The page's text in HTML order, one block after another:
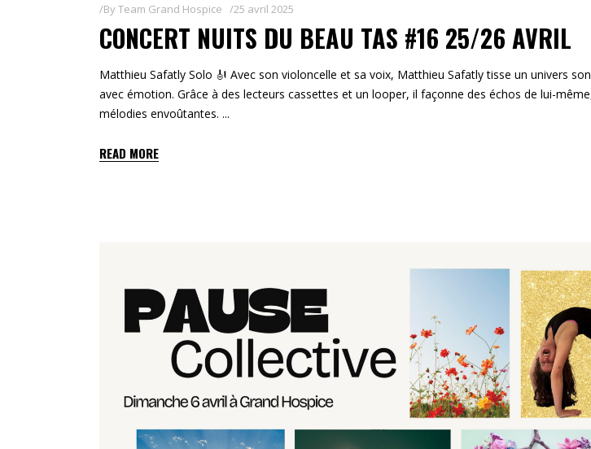
ByTeam Grand Hospice 25 avril 2025
CONCERT NUITS DU BEAU TAS #16 25/26 AVRIL
Matthieu Safatly Solo 🎻 Avec son violoncelle et sa voix, Matthieu Safatly tisse un univers
avec émotion. Grâce à des lecteurs cassettes et un looper, il façonne des échos de lui-
mélodies envoûtantes.
READ MORE